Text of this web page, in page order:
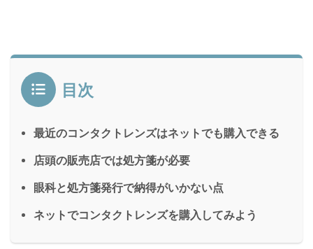
目次
最近のコンタクトレンズはネットでも購入できる
店頭の販売店では処方箋が必要
眼科と処方箋発行で納得がいかない点
ネットでコンタクトレンズを購入してみよう